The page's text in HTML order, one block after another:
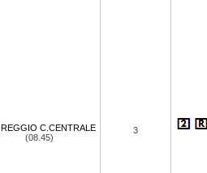
REGGIO C.CENTRALE
(08.45)
3